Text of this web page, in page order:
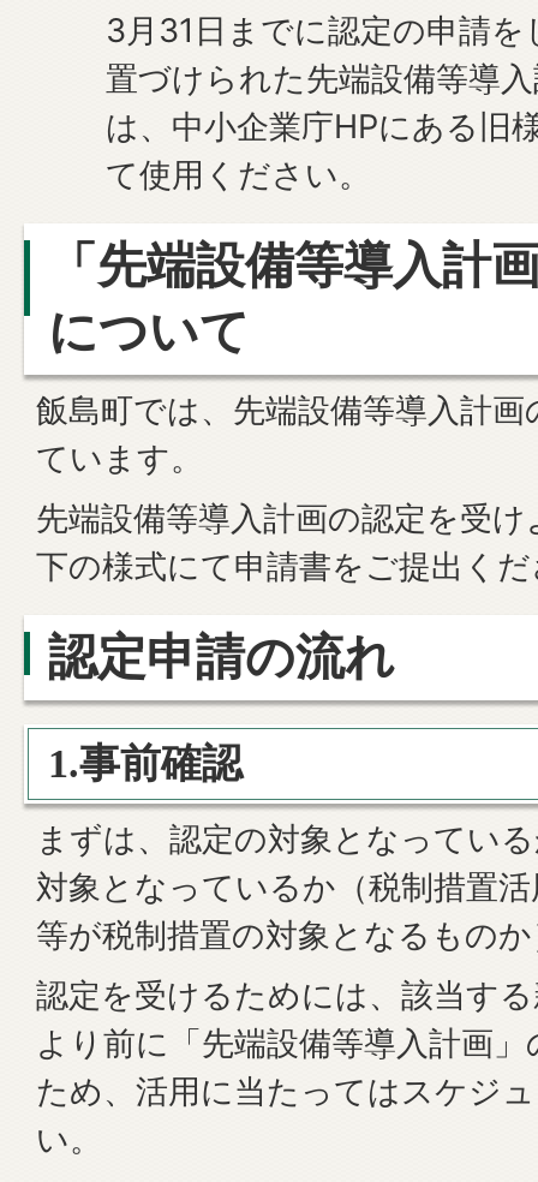
3月31日までに認定の申請
置づけられた先端設備等導
は、中小企業庁HPにある旧
て使用ください。
「先端設備等導入計
について
飯島町では、先端設備等導入計
ています。
先端設備等導入計画の認定を受
下の様式にて申請書をご提出く
認定申請の流れ
1.事前確認
まずは、認定の対象となってい
対象となっているか（税制措置
等が税制措置の対象となるもの
認定を受けるためには、該当す
より前に「先端設備等導入計画
ため、活用に当たってはスケジ
い。